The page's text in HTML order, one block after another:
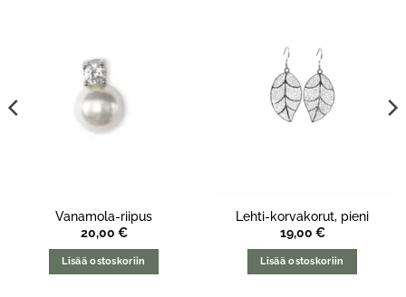
Vanamola-riipus
20,00 €
Lisää ostoskoriin
Lehti-korvakorut, pieni
19,00 €
Lisää ostoskoriin